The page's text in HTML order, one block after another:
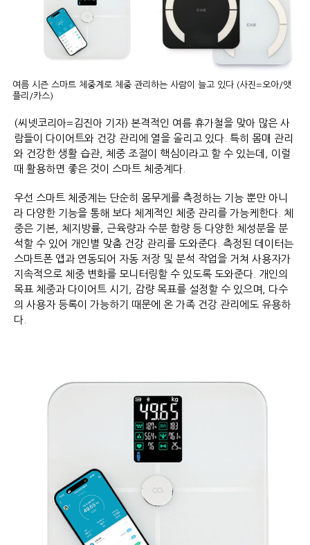
여름 시즌 스마트 체중계로 체중 관리하는 사람이 늘고 있다 (사진=오아/앳
플리/카스)
(씨넷코리아=김진아 기자) 본격적인 여름 휴가철을 맞아 많은 사
람들이 다이어트와 건강 관리에 열을 올리고 있다. 특히 몸매 관리
와 건강한 생활 습관, 체중 조절이 핵심이라고 할 수 있는데, 이럴
때 활용하면 좋은 것이 스마트 체중계다.
우선 스마트 체중계는 단순히 몸무게를 측정하는 기능 뿐만 아니
라 다양한 기능을 통해 보다 체계적인 체중 관리를 가능케한다. 체
중은 기본, 체지방률, 근육량과 수분 함량 등 다양한 체성분을 분
석할 수 있어 개인별 맞춤 건강 관리를 도와준다. 측정된 데이터는
스마트폰 앱과 연동되어 자동 저장 및 분석 작업을 거쳐 사용자가
지속적으로 체중 변화를 모니터링할 수 있도록 도와준다. 개인의
목표 체중과 다이어트 시기, 감량 목표를 설정할 수 있으며, 다수
의 사용자 등록이 가능하기 때문에 온 가족 건강 관리에도 유용하
다.